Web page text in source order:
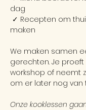
dag
maken
We maken samen
gerechten. Je
workshop of neemt
om er later nog van
Onze kooklessen